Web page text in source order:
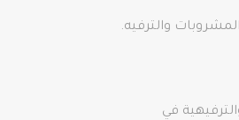
والترفيه.
في